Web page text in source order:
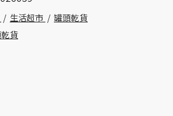
/ 生活超市 / 罐頭乾貨
貨